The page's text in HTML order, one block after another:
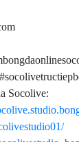
Socolive: